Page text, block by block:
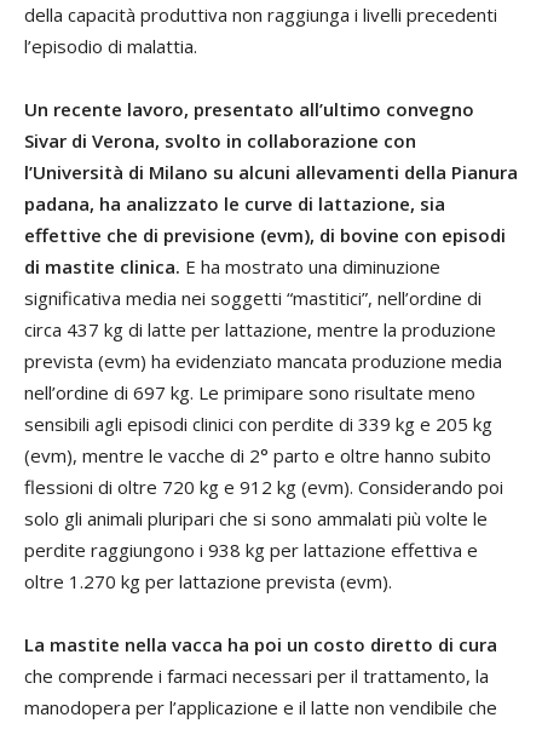
della capacità produttiva non raggiunga i livelli precedenti
l’episodio di malattia.
Un recente lavoro, presentato all’ultimo convegno
Sivar di Verona, svolto in collaborazione con
l’Università di Milano su alcuni allevamenti della Pianura
padana, ha analizzato le curve di lattazione, sia
effettive che di previsione (evm), di bovine con episodi
di mastite clinica. E ha mostrato una diminuzione
significativa media nei soggetti “mastitici”, nell’ordine di
circa 437 kg di latte per lattazione, mentre la produzione
prevista (evm) ha evidenziato mancata produzione media
nell’ordine di 697 kg. Le primipare sono risultate meno
sensibili agli episodi clinici con perdite di 339 kg e 205 kg
(evm), mentre le vacche di 2° parto e oltre hanno subito
flessioni di oltre 720 kg e 912 kg (evm). Considerando poi
solo gli animali pluripari che si sono ammalati più volte le
perdite raggiungono i 938 kg per lattazione effettiva e
oltre 1.270 kg per lattazione prevista (evm).
La mastite nella vacca ha poi un costo diretto di cura
che comprende i farmaci necessari per il trattamento, la
manodopera per l’applicazione e il latte non vendibile che